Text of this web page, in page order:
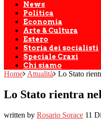
News
Politica
Economia
Arte & Cultura
Estero
Storia dei socialisti
Speciale Craxi
Chi siamo
Home Attualità Lo Stato
Lo Stato rientra
written by Rosario Sorace 11